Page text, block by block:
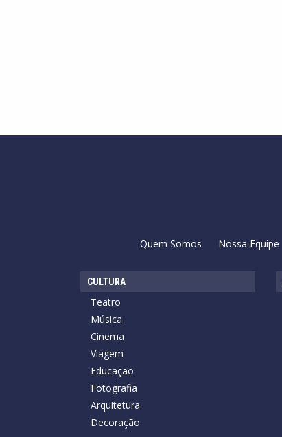
Quem Somos Nossa Equipe
CULTURA
Teatro
Música
Cinema
Viagem
Educação
Fotografia
Arquitetura
Decoração